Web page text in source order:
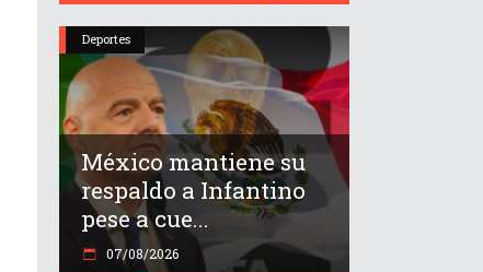
Deportes
México mantiene su
respaldo a Infantino
pese a cue...
07/08/2026